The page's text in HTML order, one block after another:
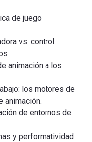
de juego
vs. control
animación a los
los motores de
animación.
de entornos de
y performatividad